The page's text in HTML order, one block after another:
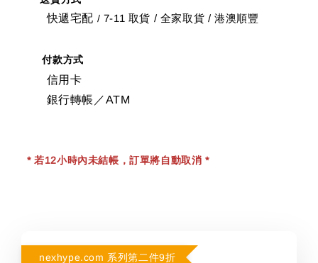
快遞宅配 / 7-11 取貨 / 全家取貨 / 港澳順豐
付款方式
信用卡
銀行轉帳／ATM
* 若12小時內未結帳，訂單將自動取消 *
nexhype.com 系列第二件9折